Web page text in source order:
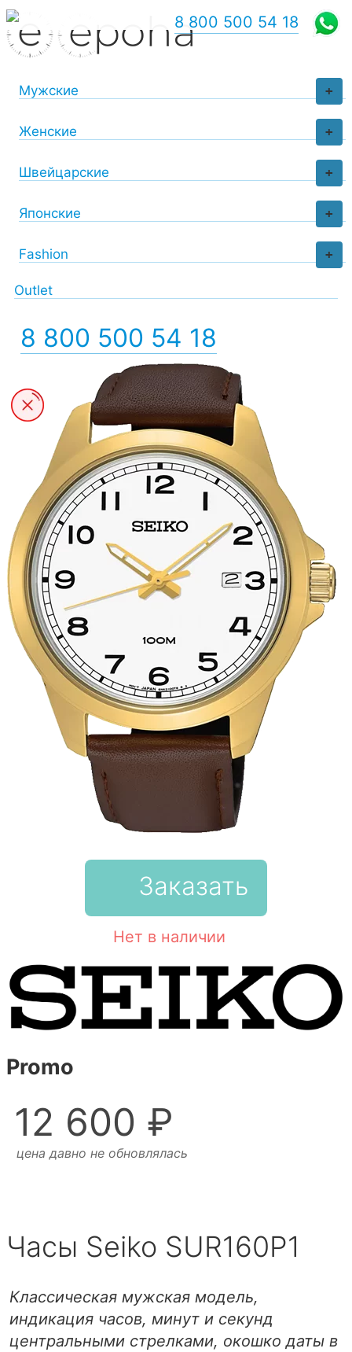
+
Мужские
+
Женские
+
Швейцарские
+
Японские
+
Fashion
Outlet
8 800 500 54 18
8 800 500 54 18
Заказать
Нет в наличии
Promo
12 600 ₽
цена давно не обновлялась
Часы Seiko SUR160P1
Классическая мужская модель,
индикация часов, минут и секунд
центральными стрелками, окошко даты в